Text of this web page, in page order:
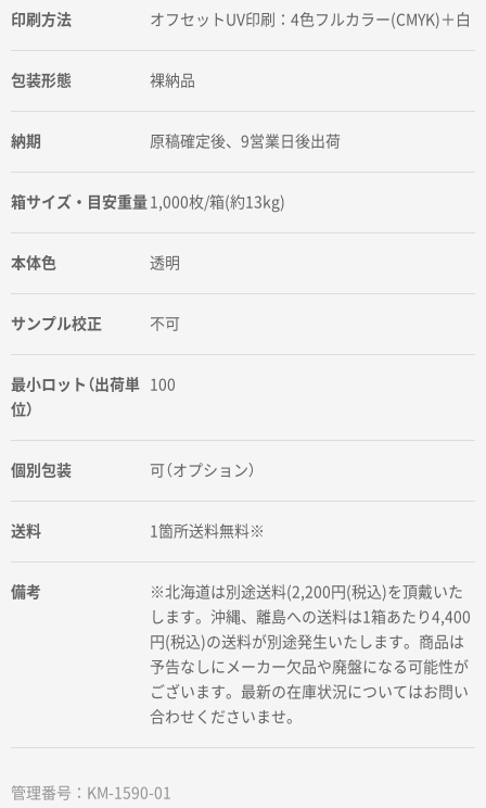
印刷方法 オフセットUV印刷：4色フルカラー(CMYK)＋白
包装形態 裸納品
納期 原稿確定後、9営業日後出荷
箱サイズ・目安重量 1,000枚/箱(約13kg)
本体色 透明
サンプル校正 不可
最小ロット（出荷単
位）
100
個別包装 可（オプション）
送料 1箇所送料無料※
備考
※北海道は別途送料(2,200円(税込)を頂戴いた
します。沖縄、離島への送料は1箱あたり4,400
円(税込)の送料が別途発生いたします。商品は
予告なしにメーカー欠品や廃盤になる可能性が
ございます。最新の在庫状況についてはお問い
合わせくださいませ。
管理番号：KM-1590-01